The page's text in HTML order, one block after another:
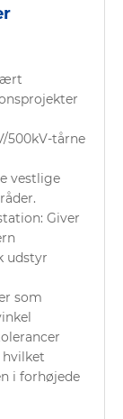
500kV-tårne
vestlige
Giver
udstyr
som
i forhøjede